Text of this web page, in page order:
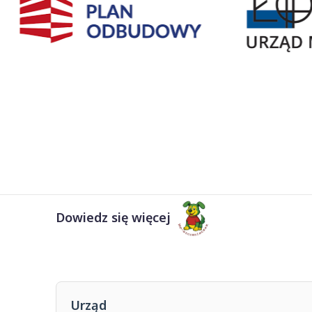
Dowiedz się więcej
Urząd